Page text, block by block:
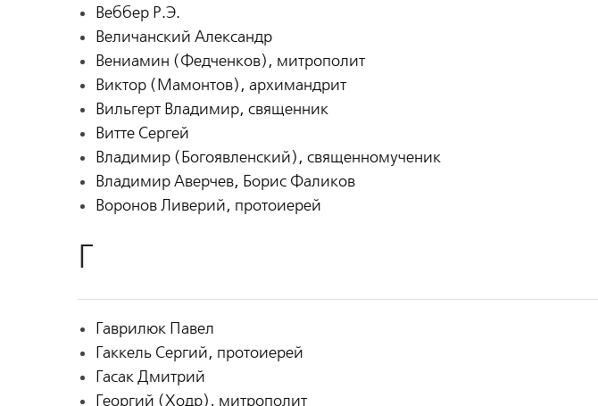
Веббер Р.Э.
Величанский Александр
Вениамин (Федченков), митрополит
Виктор (Мамонтов), архимандрит
Вильгерт Владимир, священник
Витте Сергей
Владимир (Богоявленский), священномученик
Владимир Аверчев, Борис Фаликов
Воронов Ливерий, протоиерей
Г
Гаврилюк Павел
Гаккель Сергий, протоиерей
Гасак Дмитрий
Георгий (Ходр), митрополит